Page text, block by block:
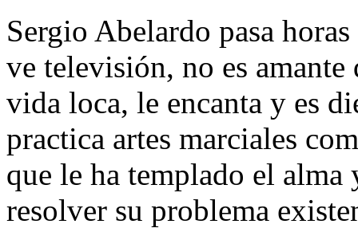
Sergio Abelardo pasa
ve televisión, no es
vida loca, le encanta y es
practica artes marciales
que le ha templado el alma
resolver su problema